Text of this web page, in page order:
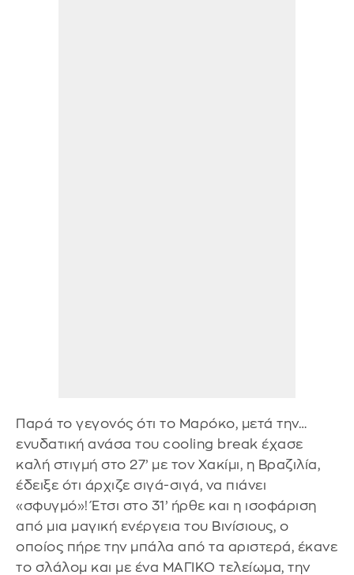
Παρά το γεγονός ότι το Μαρόκο, μετά την…
ενυδατική ανάσα του cooling break έχασε
καλή στιγμή στο 27’ με τον Χακίμι, η Βραζιλία,
έδειξε ότι άρχιζε σιγά-σιγά, να πιάνει
«σφυγμό»! Έτσι στο 31’ ήρθε και η ισοφάριση
από μια μαγική ενέργεια του Βινίσιους, ο
οποίος πήρε την μπάλα από τα αριστερά, έκανε
το σλάλομ και με ένα ΜΑΓΙΚΟ τελείωμα, την